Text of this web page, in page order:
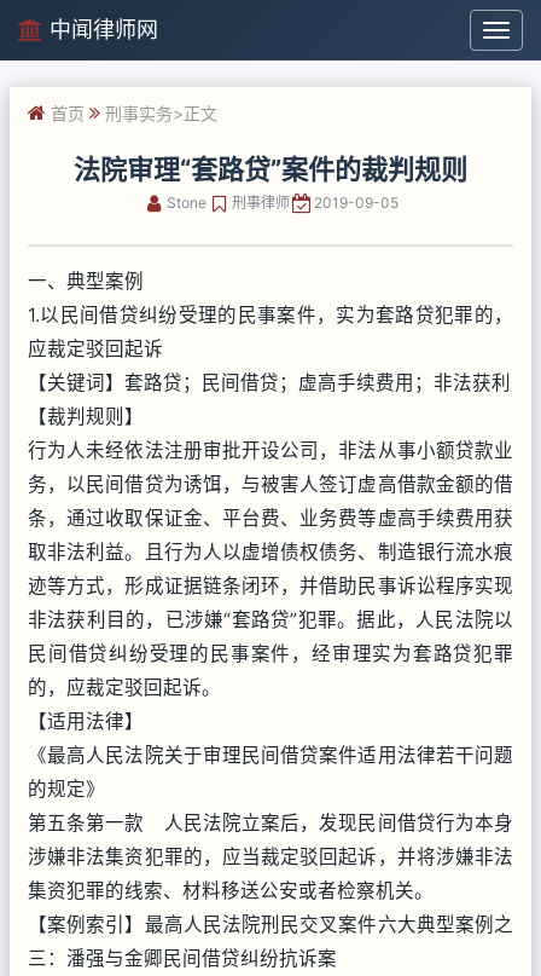
中
闻
律
中闻律师网
首页 刑事实务>正文
法院审理“套路贷”案件的裁判规则
Stone 刑事律师 2019-09-05
一、典型案例
1.以民间借贷纠纷受理的民事案件，实为套路贷犯罪的，
应裁定驳回起诉
【关键词】套路贷；民间借贷；虚高手续费用；非法获利
【裁判规则】
行为人未经依法注册审批开设公司，非法从事小额贷款业
务，以民间借贷为诱饵，与被害人签订虚高借款金额的借
条，通过收取保证金、平台费、业务费等虚高手续费用获
取非法利益。且行为人以虚增债权债务、制造银行流水痕
迹等方式，形成证据链条闭环，并借助民事诉讼程序实现
非法获利目的，已涉嫌“套路贷”犯罪。据此，人民法院以
民间借贷纠纷受理的民事案件，经审理实为套路贷犯罪
的，应裁定驳回起诉。
【适用法律】
《最高人民法院关于审理民间借贷案件适用法律若干问题
的规定》
第五条第一款 人民法院立案后，发现民间借贷行为本身
涉嫌非法集资犯罪的，应当裁定驳回起诉，并将涉嫌非法
集资犯罪的线索、材料移送公安或者检察机关。
【案例索引】最高人民法院刑民交叉案件六大典型案例之
三：潘强与金卿民间借贷纠纷抗诉案